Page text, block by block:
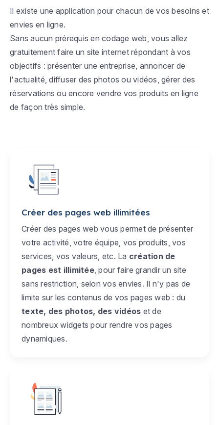
Il existe une application pour chacun de vos besoins et
envies en ligne.
Sans aucun prérequis en codage web, vous allez
gratuitement faire un site internet répondant à vos
objectifs : présenter une entreprise, annoncer de
l'actualité, diffuser des photos ou vidéos, gérer des
réservations ou encore vendre vos produits en ligne
de façon très simple.
Créer des pages web illimitées
Créer des pages web vous permet de présenter
votre activité, votre équipe, vos produits, vos
services, vos valeurs, etc. La création de
pages est illimitée, pour faire grandir un site
sans restriction, selon vos envies. Il n'y pas de
limite sur les contenus de vos pages web : du
texte, des photos, des vidéos et de
nombreux widgets pour rendre vos pages
dynamiques.